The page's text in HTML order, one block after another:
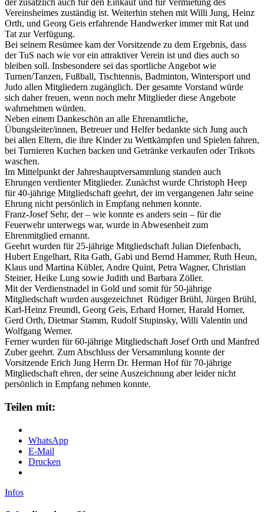
der zusätzlich auch für den Einkauf und für Vermietung des
Vereinsheimes zuständig ist. Weiterhin stehen mit Willi Jung, Heinz
Orth, und Georg Geis erfahrende Handwerker immer mit Rat und
Tat zur Verfügung.
Bei seinem Resümee kam der Vorsitzende zu dem Ergebnis, dass
der TuS nach wie vor ein attraktiver Verein ist und dies auch so
bleiben soll. Insbesondere sei das sportliche Angebot wie
Turnen/Tanzen, Fußball, Tischtennis, Badminton, Wintersport und
Judo allen Mitgliedern zugänglich. Der gesamte Vorstand würde
sich daher freuen, wenn noch mehr Mitglieder diese Angebote
wahrnehmen würden.
Neben einem Dankeschön an alle Ehrenamtliche,
Übungsleiter/innen, Betreuer und Helfer bedankte sich Jung auch
bei allen Eltern, die ihre Kinder zu Wettkämpfen und Spielen fahren,
bei Turnieren Kuchen backen und Getränke verkaufen oder Trikots
waschen.
Im Mittelpunkt der Jahreshauptversammlung standen auch
Ehrungen verdienter Mitglieder. Zunächst wurde Christoph Heep
für 40-jährige Mitgliedschaft geehrt, der im vergangenen Jahr seine
Ehrung nicht persönlich in Empfang nehmen konnte.
Franz-Josef Sehr, der – wie konnte es anders sein – für die
Feuerwehr unterwegs war, wurde in Abwesenheit zum
Ehrenmitglied ernannt.
Geehrt wurden für 25-jährige Mitgliedschaft Julian Diefenbach,
Hubert Engelhart, Rita Gath, Gabi und Bernd Hammer, Ruth Heun,
Klaus und Martina Kübler, Andre Quint, Petra Wagner, Christian
Steiner, Heike Lung sowie Judith und Barbara Zöller.
Mit der Verdienstnadel in Gold und somit für 50-jährige
Mitgliedschaft wurden ausgezeichnet Rüdiger Brühl, Jürgen Brühl,
Karl-Heinz Freundl, Georg Geis, Erhard Horner, Harald Horner,
Gerd Orth, Dietmar Stamm, Rudolf Stupinsky, Willi Valentin und
Wolfgang Werner.
Ferner wurden für 60-jährige Mitgliedschaft Josef Orth und Manfred
Zuber geehrt. Zum Abschluss der Versammlung konnte der
Vorsitzende Erich Jung Herrn Dr. Herman Hof für 70-jährige
Mitgliedschaft ehren, der seine Auszeichnung aber leider nicht
persönlich in Empfang nehmen konnte.
Teilen mit:
WhatsApp
E-Mail
Drucken
Infos